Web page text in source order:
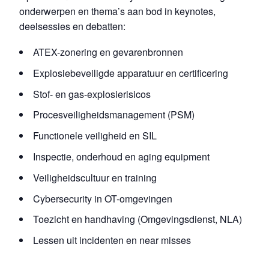
onderwerpen en thema’s aan bod in keynotes,
deelsessies en debatten:
ATEX-zonering en gevarenbronnen
Explosiebeveiligde apparatuur en certificering
Stof- en gas-explosierisicos
Procesveiligheidsmanagement (PSM)
Functionele veiligheid en SIL
Inspectie, onderhoud en aging equipment
Veiligheidscultuur en training
Cybersecurity in OT-omgevingen
Toezicht en handhaving (Omgevingsdienst, NLA)
Lessen uit incidenten en near misses